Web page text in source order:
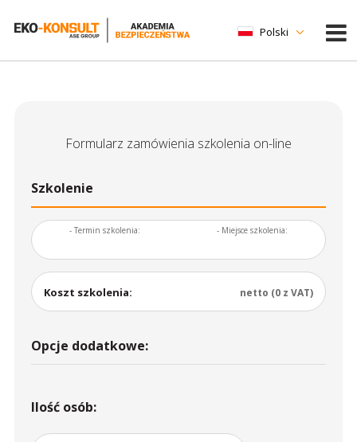
Polski
Formularz zamówienia szkolenia on-line
Szkolenie
- Termin szkolenia: - Miejsce szkolenia:
Koszt szkolenia: netto (0 z VAT)
Opcje dodatkowe:
Ilość osób: